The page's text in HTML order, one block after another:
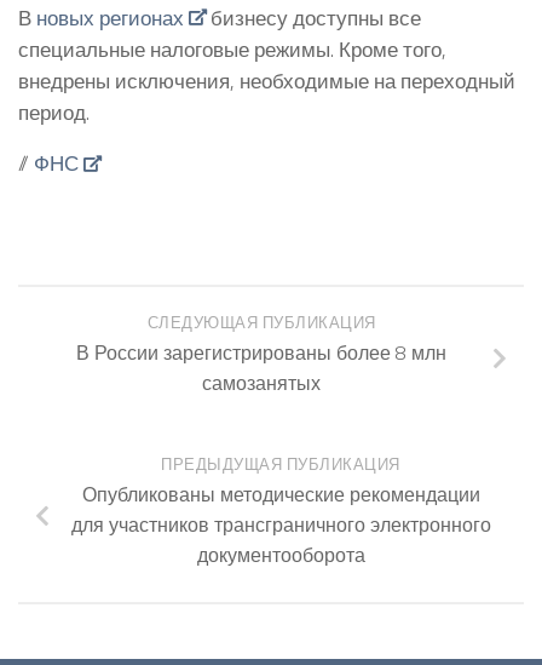
В новых регионах
бизнесу доступны все
специальные налоговые режимы. Кроме того,
внедрены исключения, необходимые на переходный
период.
// ФНС
СЛЕДУЮЩАЯ ПУБЛИКАЦИЯ
В России зарегистрированы более 8 млн
самозанятых
ПРЕДЫДУЩАЯ ПУБЛИКАЦИЯ
Опубликованы методические рекомендации
для участников трансграничного электронного
документооборота